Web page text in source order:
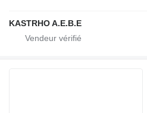
KASTRHO A.E.B.E